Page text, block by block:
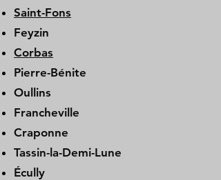
Saint-Fons
Feyzin
Corbas
Pierre-Bénite
Oullins
Francheville
Craponne
Tassin-la-Demi-Lune
Écully